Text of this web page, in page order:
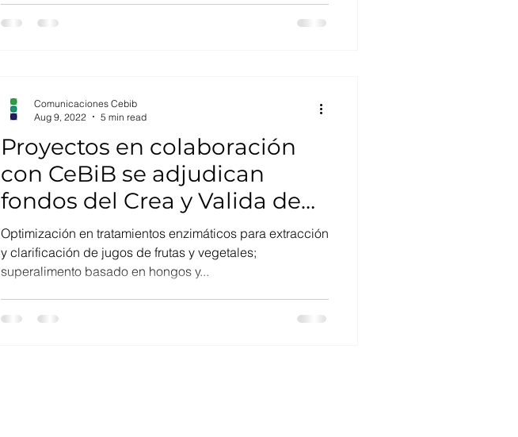
Proyectos en colaboración
con CeBiB se adjudican
fondos del Crea y Valida de
CORFO
Optimización en tratamientos enzimáticos para extracción
y clarificación de jugos de frutas y vegetales;
superalimento basado en hongos y...
Comunicaciones Cebib
Aug 9, 2022
5 min read